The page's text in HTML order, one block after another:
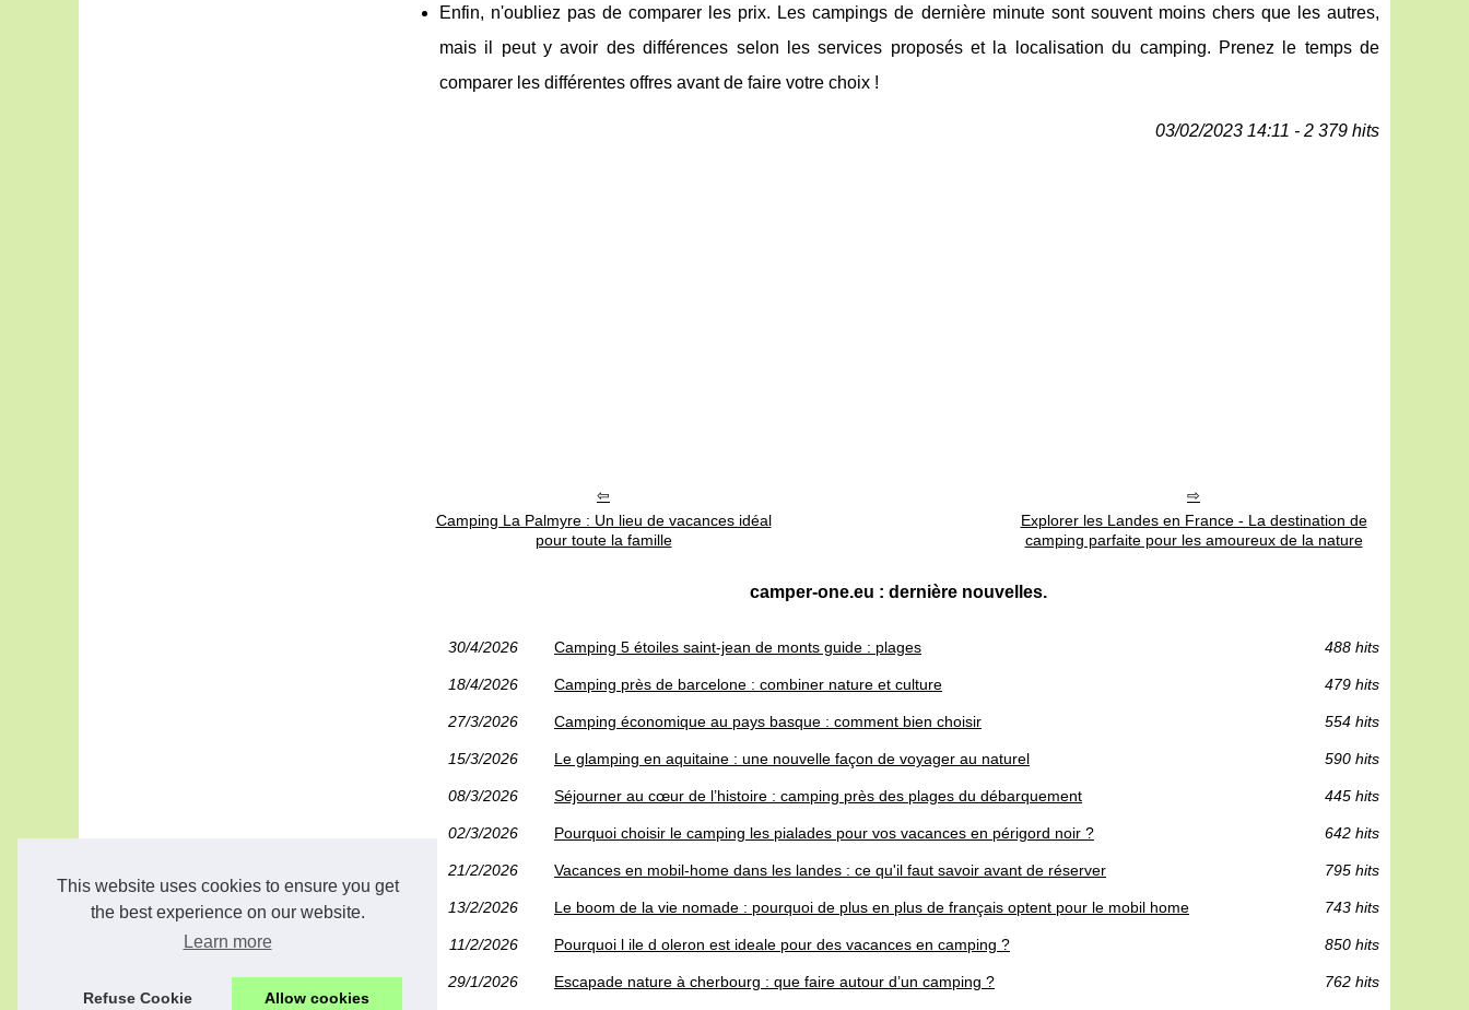
This website uses cookies to ensure you get
the best experience on our website.
Learn more
Refuse Cookie Allow cookies
Enfin, n'oubliez pas de comparer les prix. Les campings de dernière minute sont souvent moins chers que les autres,
mais il peut y avoir des différences selon les services proposés et la localisation du camping. Prenez le temps de
comparer les différentes offres avant de faire votre choix !
03/02/2023 14:11 - 2 379 hits
Camping La Palmyre : Un lieu de vacances idéal
pour toute la famille
Explorer les Landes en France - La destination de
camping parfaite pour les amoureux de la nature
camper-one.eu : dernière nouvelles.
30/4/2026 Camping 5 étoiles saint-jean de monts guide : plages 488 hits
18/4/2026 Camping près de barcelone : combiner nature et culture 479 hits
27/3/2026 Camping économique au pays basque : comment bien choisir 554 hits
15/3/2026 Le glamping en aquitaine : une nouvelle façon de voyager au naturel 590 hits
08/3/2026 Séjourner au cœur de l’histoire : camping près des plages du débarquement 445 hits
02/3/2026 Pourquoi choisir le camping les pialades pour vos vacances en périgord noir ? 642 hits
21/2/2026 Vacances en mobil-home dans les landes : ce qu'il faut savoir avant de réserver 795 hits
13/2/2026 Le boom de la vie nomade : pourquoi de plus en plus de français optent pour le mobil home 743 hits
11/2/2026 Pourquoi l ile d oleron est ideale pour des vacances en camping ? 850 hits
29/1/2026 Escapade nature à cherbourg : que faire autour d’un camping ? 762 hits